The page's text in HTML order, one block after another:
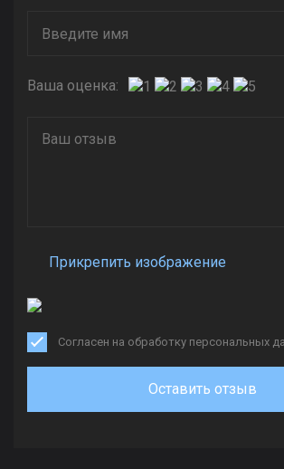
Ваша оценка:
Прикрепить изображение
Согласен на обработку персональных
Оставить отзыв